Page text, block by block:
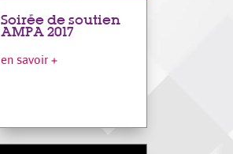
Soirée de soutien
AMPA 2017
en savoir +